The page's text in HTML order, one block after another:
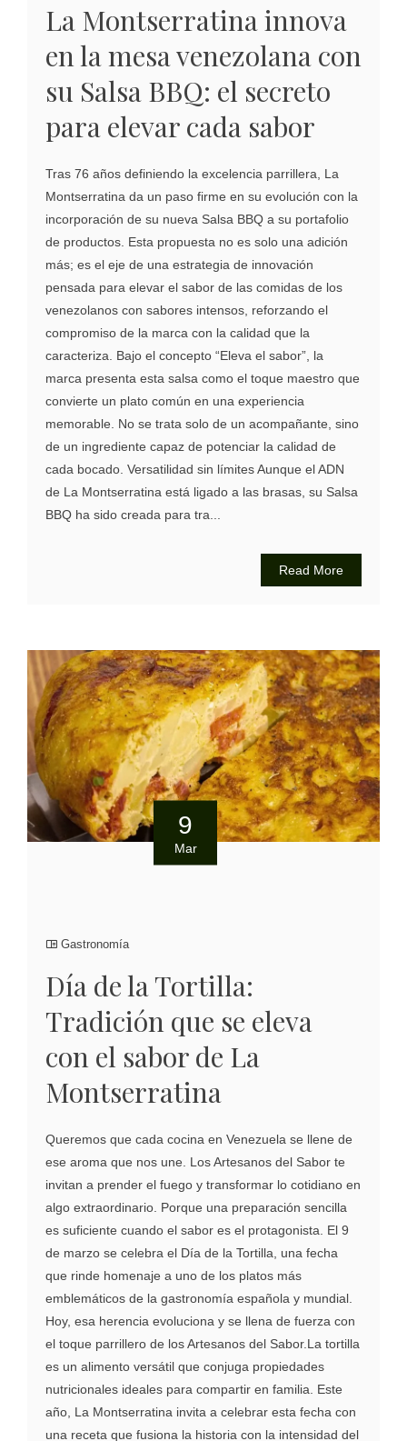
La Montserratina innova
en la mesa venezolana con
su Salsa BBQ: el secreto
para elevar cada sabor
Tras 76 años definiendo la excelencia parrillera, La
Montserratina da un paso firme en su evolución con la
incorporación de su nueva Salsa BBQ a su portafolio
de productos. Esta propuesta no es solo una adición
más; es el eje de una estrategia de innovación
pensada para elevar el sabor de las comidas de los
venezolanos con sabores intensos, reforzando el
compromiso de la marca con la calidad que la
caracteriza. Bajo el concepto “Eleva el sabor”, la
marca presenta esta salsa como el toque maestro que
convierte un plato común en una experiencia
memorable. No se trata solo de un acompañante, sino
de un ingrediente capaz de potenciar la calidad de
cada bocado. Versatilidad sin límites Aunque el ADN
de La Montserratina está ligado a las brasas, su Salsa
BBQ ha sido creada para tra...
Read More
9
Mar
Gastronomía
Día de la Tortilla:
Tradición que se eleva
con el sabor de La
Montserratina
Queremos que cada cocina en Venezuela se llene de
ese aroma que nos une. Los Artesanos del Sabor te
invitan a prender el fuego y transformar lo cotidiano en
algo extraordinario. Porque una preparación sencilla
es suficiente cuando el sabor es el protagonista. El 9
de marzo se celebra el Día de la Tortilla, una fecha
que rinde homenaje a uno de los platos más
emblemáticos de la gastronomía española y mundial.
Hoy, esa herencia evoluciona y se llena de fuerza con
el toque parrillero de los Artesanos del Sabor.La tortilla
es un alimento versátil que conjuga propiedades
nutricionales ideales para compartir en familia. Este
año, La Montserratina invita a celebrar esta fecha con
una receta que fusiona la historia con la intensidad del